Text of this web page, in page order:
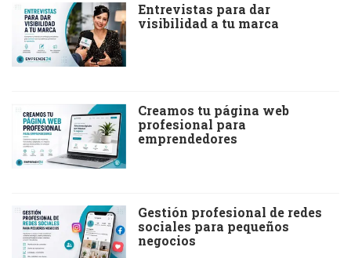
Entrevistas para dar
visibilidad a tu marca
Creamos tu página web
profesional para
emprendedores
Gestión profesional de redes
sociales para pequeños
negocios